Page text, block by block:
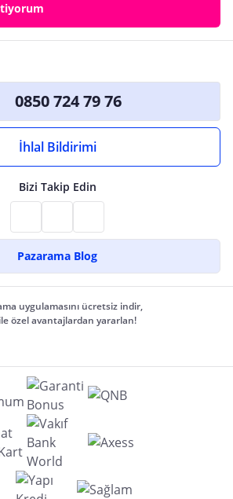
0850 724 79 76
İhlal Bildirimi
Bizi Takip Edin
Pazarama Blog
uygulamasını ücretsiz indir,
özel avantajlardan yararlan!